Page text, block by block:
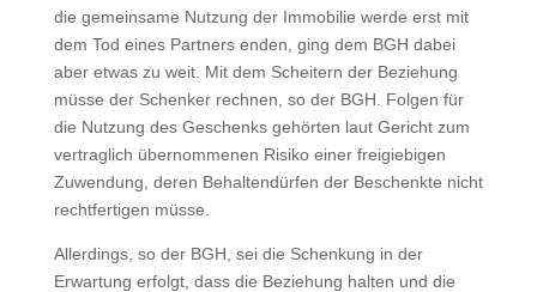
die gemeinsame Nutzung der Immobilie werde erst mit
dem Tod eines Partners enden, ging dem BGH dabei
aber etwas zu weit. Mit dem Scheitern der Beziehung
müsse der Schenker rechnen, so der BGH. Folgen für
die Nutzung des Geschenks gehörten laut Gericht zum
vertraglich übernommenen Risiko einer freigiebigen
Zuwendung, deren Behaltendürfen der Beschenkte nicht
rechtfertigen müsse.
Allerdings, so der BGH, sei die Schenkung in der
Erwartung erfolgt, dass die Beziehung halten und die